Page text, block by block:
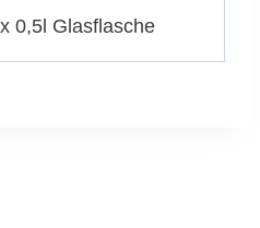
0,5l Glasflasche